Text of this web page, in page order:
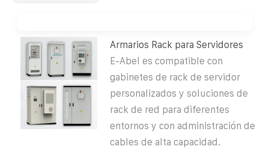
Armarios Rack para Servidores
E-Abel es compatible con
gabinetes de rack de servidor
personalizados y soluciones de
rack de red para diferentes
entornos y con administración de
cables de alta capacidad.